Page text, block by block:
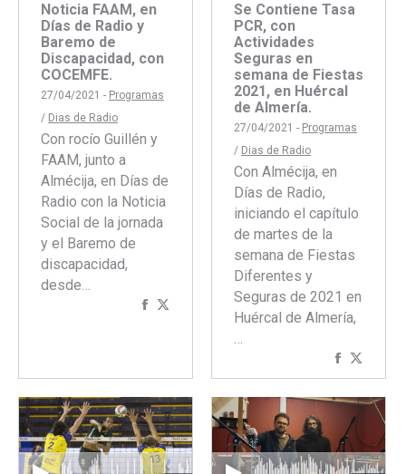
Noticia FAAM, en
Días de Radio y
Baremo de
Discapacidad, con
COCEMFE.
27/04/2021 - Programas
/ Dias de Radio
Con rocío Guillén y
FAAM, junto a
Almécija, en Días de
Radio con la Noticia
Social de la jornada
y el Baremo de
discapacidad,
desde…
Compartir
Se Contiene Tasa
PCR, con
Actividades
Seguras en
semana de Fiestas
2021, en Huércal
de Almería.
27/04/2021 - Programas
/ Dias de Radio
Con Almécija, en
Días de Radio,
iniciando el capítulo
de martes de la
semana de Fiestas
Diferentes y
Seguras de 2021 en
Huércal de Almería,
…
Compartir
concon